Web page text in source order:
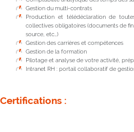
Certifications :
Gestion du multi-contrats
Production et télédéclaration de
collectives obligatoires (documents de
source, etc…)
Gestion des carrières et compétences
Gestion de la formation
Pilotage et analyse de votre activité,
Intranet RH : portail collaboratif de